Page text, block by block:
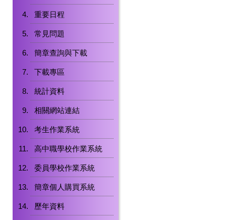
重要日程
常見問題
簡章查詢與下載
下載專區
統計資料
相關網站連結
考生作業系統
高中職學校作業系統
委員學校作業系統
簡章個人購買系統
歷年資料